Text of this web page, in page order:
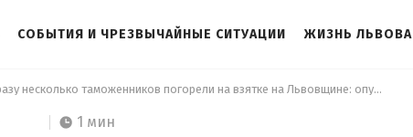
СОБЫТИЯ И ЧРЕЗВЫЧАЙНЫЕ СИТУАЦИИ ЖИЗНЬ ЛЬВОВА
Сразу несколько таможенников погорели на взятке на Львовщине: опубликовано видео
1 мин